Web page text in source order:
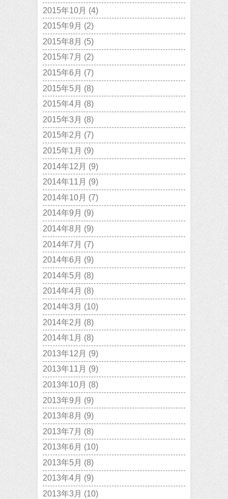
2015年10月 (4)
2015年9月 (2)
2015年8月 (5)
2015年7月 (2)
2015年6月 (7)
2015年5月 (8)
2015年4月 (8)
2015年3月 (8)
2015年2月 (7)
2015年1月 (9)
2014年12月 (9)
2014年11月 (9)
2014年10月 (7)
2014年9月 (9)
2014年8月 (9)
2014年7月 (7)
2014年6月 (9)
2014年5月 (8)
2014年4月 (8)
2014年3月 (10)
2014年2月 (8)
2014年1月 (8)
2013年12月 (9)
2013年11月 (9)
2013年10月 (8)
2013年9月 (9)
2013年8月 (9)
2013年7月 (8)
2013年6月 (10)
2013年5月 (8)
2013年4月 (9)
2013年3月 (10)